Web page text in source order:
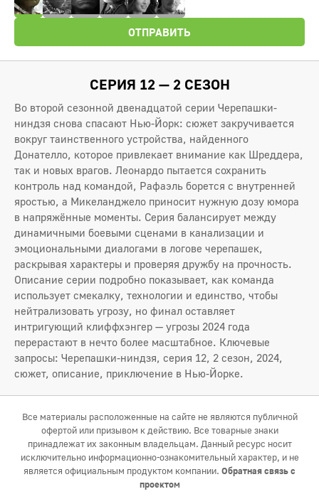
ОТПРАВИТЬ
СЕРИЯ 12 — 2 СЕЗОН
Во второй сезонной двенадцатой серии Черепашки-
ниндзя снова спасают Нью-Йорк: сюжет закручивается
вокруг таинственного устройства, найденного
Донателло, которое привлекает внимание как Шреддера,
так и новых врагов. Леонардо пытается сохранить
контроль над командой, Рафаэль борется с внутренней
яростью, а Микеланджело приносит нужную дозу юмора
в напряжённые моменты. Серия балансирует между
динамичными боевыми сценами в канализации и
эмоциональными диалогами в логове черепашек,
раскрывая характеры и проверяя дружбу на прочность.
Описание серии подробно показывает, как команда
использует смекалку, технологии и единство, чтобы
нейтрализовать угрозу, но финал оставляет
интригующий клиффхэнгер — угрозы 2024 года
перерастают в нечто более масштабное. Ключевые
запросы: Черепашки-ниндзя, серия 12, 2 сезон, 2024,
сюжет, описание, приключение в Нью-Йорке.
Все материалы расположенные на сайте не являются публичной
офертой или призывом к действию. Все товарные знаки
принадлежат их законным владельцам. Данный ресурс носит
исключительно информационно-ознакомительный характер, и не
является официальным продуктом компании. Обратная связь с
проектом